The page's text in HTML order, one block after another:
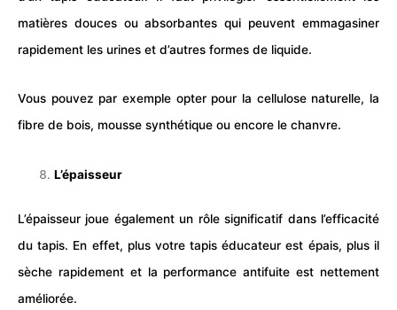
matières douces ou absorbantes qui peuvent emmagasiner
rapidement les urines et d’autres formes de liquide.
Vous pouvez par exemple opter pour la cellulose naturelle, la
fibre de bois, mousse synthétique ou encore le chanvre.
L’épaisseur
L’épaisseur joue également un rôle significatif dans l’efficacité
du tapis. En effet, plus votre tapis éducateur est épais, plus il
sèche rapidement et la performance antifuite est nettement
améliorée.